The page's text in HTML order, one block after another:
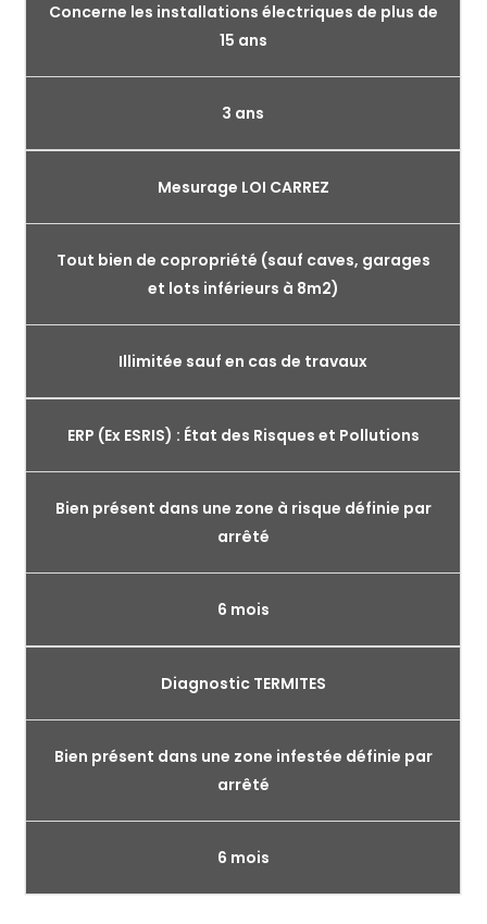
Concerne les installations électriques de plus de
15 ans
3 ans
Mesurage LOI CARREZ
Tout bien de copropriété (sauf caves, garages
et lots inférieurs à 8m2)
Illimitée sauf en cas de travaux
ERP (Ex ESRIS) : État des Risques et Pollutions
Bien présent dans une zone à risque définie par
arrêté
6 mois
Diagnostic TERMITES
Bien présent dans une zone infestée définie par
arrêté
6 mois